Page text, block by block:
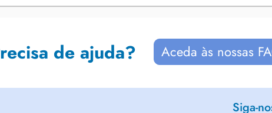
de ajuda? Aceda às nossas
Siga-